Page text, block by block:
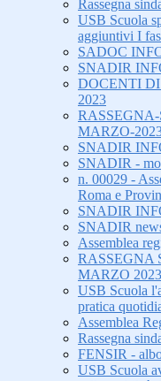
Rassegna
USB Scuola
aggiuntivi I
SADOC
SNADIR
DOCENTI
2023
MARZO-
SNADIR
SNADIR -
n. 00029 -
Roma e
SNADIR
SNADIR
Assemblea
RASSEGNA
MARZO 2023
USB Scuola
pratica
Assemblea
Rassegna
FENSIR -
USB Scuola